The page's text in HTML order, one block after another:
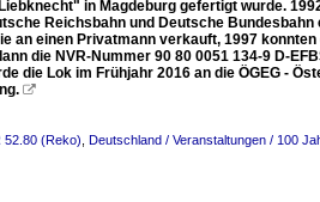
in Magdeburg gefertigt wurde.
Reichsbahn und Deutsche Bundesbahn
an einen Privatmann verkauft, 1997 konnten
die NVR-Nummer 90 80 0051 134-9 D-
die Lok im Frühjahr 2016 an die ÖGEG -

52.80 (Reko) Deutschland / Veranstaltungen / 100